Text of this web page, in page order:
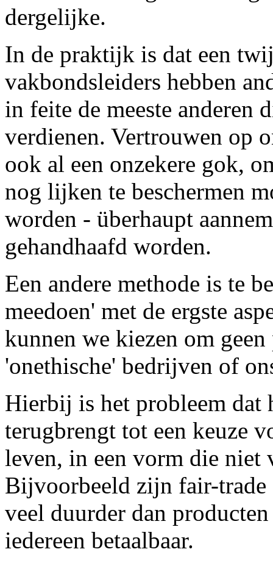
dergelijke.
In de praktijk is dat een
vakbondsleiders hebben
in feite de meeste anderen
verdienen. Vertrouwen op
ook al een onzekere gok,
nog lijken te beschermen
worden - überhaupt
gehandhaafd worden.
Een andere methode is te
meedoen' met de ergste
kunnen we kiezen om
'onethische' bedrijven of
Hierbij is het probleem dat
terugbrengt tot een keuze
leven, in een vorm die niet
Bijvoorbeeld zijn fair-trade
veel duurder dan
iedereen betaalbaar.